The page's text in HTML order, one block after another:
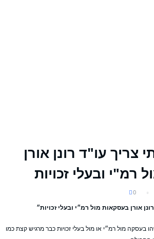
צריך עו"ד רונן אורן
ובעלי זכויות
אורן בעסקאות מול רמ״י ובעלי זכויות״
מול רמ״י או מול בעלי זכויות כבר מרגיש קצת כמו